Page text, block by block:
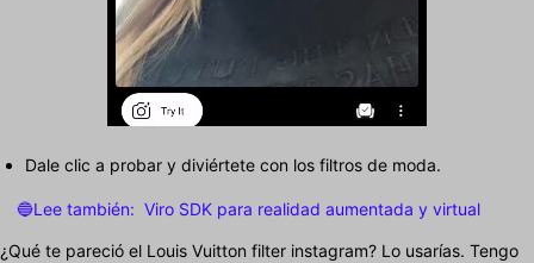
Dale clic a probar y diviértete con los filtros de moda.
🔵Lee también: Viro SDK para realidad aumentada y virtual
¿Qué te pareció el Louis Vuitton filter instagram? Lo usarías. Tengo